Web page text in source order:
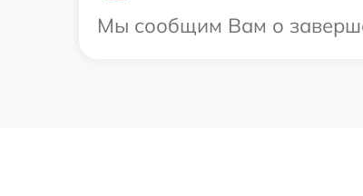
Мы сообщим Вам о